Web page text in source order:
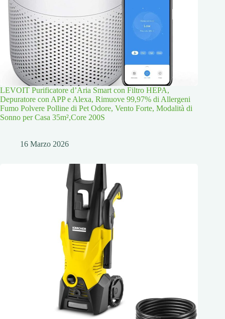
LEVOIT Purificatore d’Aria Smart con Filtro HEPA,
Depuratore con APP e Alexa, Rimuove 99,97% di Allergeni
Fumo Polvere Polline di Pet Odore, Vento Forte, Modalità di
Sonno per Casa 35m²,Core 200S
16 Marzo 2026